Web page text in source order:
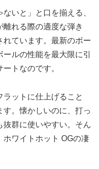
いと」と口を揃える、
れる際の適度な弾き
ています。最新のボー
ルの性能を最大限に引
トなのです。
ラットに仕上げること
。懐かしいのに、打っ
抜群に使いやすい。そん
ワイトホット OGの凄